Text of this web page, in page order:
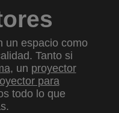
un espacio como
Tanto si
, un proyector
para
todo lo que